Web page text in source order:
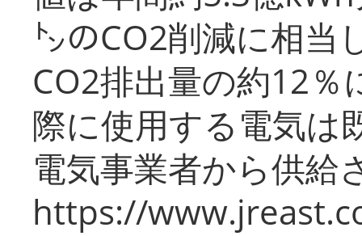
㌧のCO2削減に相当
CO2排出量の約12％
際に使用する電気は
電気事業者から供給
https://